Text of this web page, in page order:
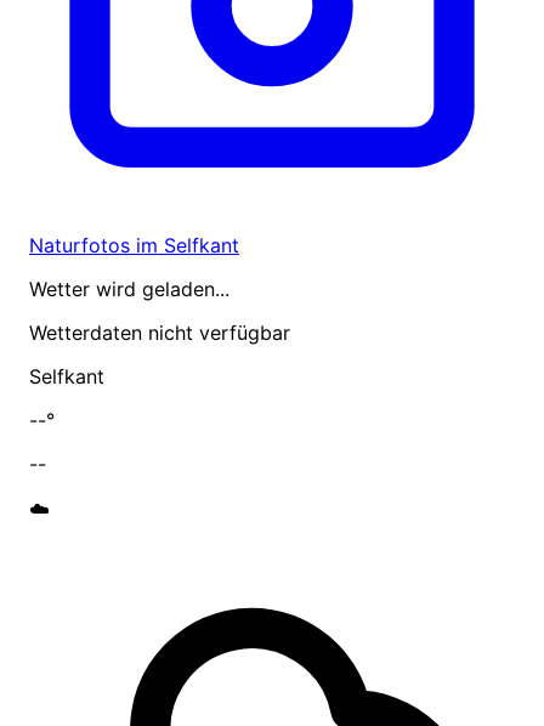
Naturfotos im Selfkant
Wetter wird geladen...
Wetterdaten nicht verfügbar
Selfkant
--°
--
☁️